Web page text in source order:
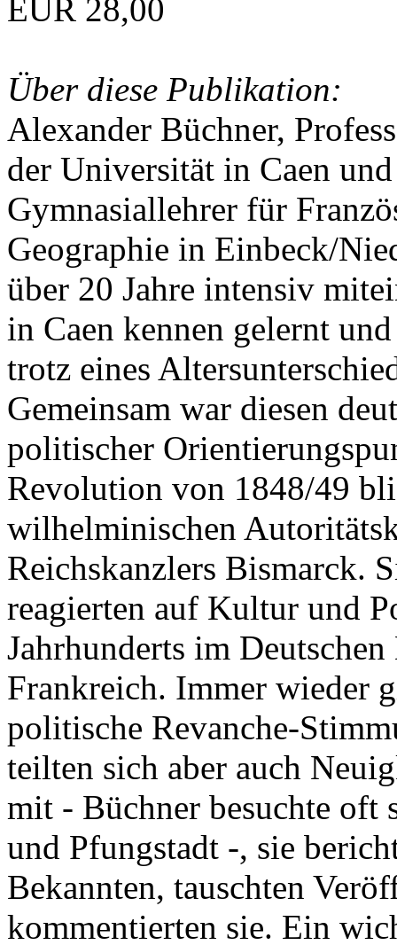
EUR 28,00
Über diese Publikation:
Alexander Büchner,
der Universität in Caen
Gymnasiallehrer für
Geographie in Einbeck/
über 20 Jahre intensiv
in Caen kennen gelernt
trotz eines
Gemeinsam war diesen
politischer
Revolution von 1848/49
wilhelminischen
Reichskanzlers Bismarck.
reagierten auf Kultur und
Jahrhunderts im
Frankreich. Immer wieder
politische Revanche-
teilten sich aber auch
mit - Büchner besuchte oft
und Pfungstadt -, sie
Bekannten, tauschten
kommentierten sie. Ein